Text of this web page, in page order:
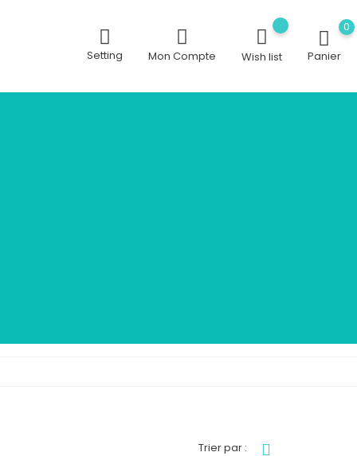
Setting Mon Compte Wish list
0
Panier
Trier par :